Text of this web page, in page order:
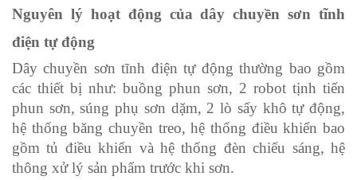
Nguyên lý hoạt động của dây chuyền sơn tĩnh
điện tự động
Dây chuyền sơn tĩnh điện tự động thường bao gồm
các thiết bị như: buồng phun sơn, 2 robot tịnh tiến
phun sơn, súng phụ sơn dặm, 2 lò sấy khô tự động,
hệ thống băng chuyền treo, hệ thống điều khiển bao
gồm tủ điều khiển và hệ thống đèn chiếu sáng, hệ
thông xử lý sản phẩm trước khi sơn.